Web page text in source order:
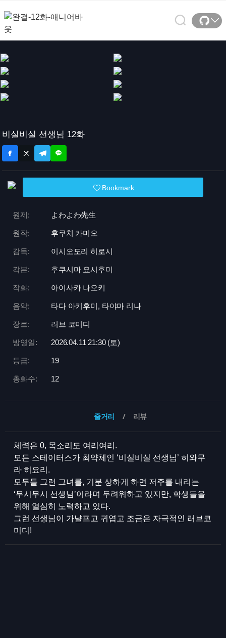
비실비실 선생님 12화
Bookmark
원제: よわよわ先生
원작: 후쿠치 카미오
감독: 이시오도리 히로시
각본: 후쿠시마 요시후미
작화: 아이사카 나오키
음악: 타다 아키후미, 타야마 리나
장르: 러브 코미디
방영일: 2026.04.11 21:30 (토)
등급: 19
총화수: 12
줄거리 리뷰
체력은 0, 목소리도 여리여리.
모든 스테이터스가 최약체인 ‘비실비실 선생님’ 히와무
라 히요리.
모두들 그런 그녀를, 기분 상하게 하면 저주를 내리는
‘무시무시 선생님’이라며 두려워하고 있지만, 학생들을
위해 열심히 노력하고 있다.
그런 선생님이 가냘프고 귀엽고 조금은 자극적인 러브코
미디!